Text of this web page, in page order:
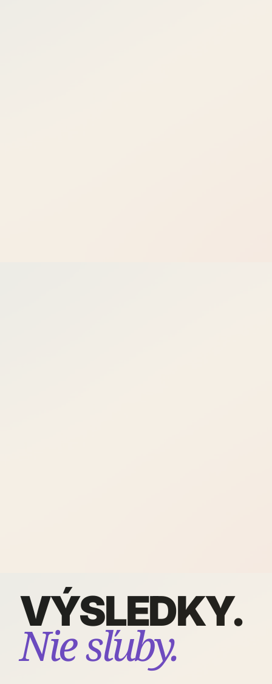
VÝSLEDKY.
Nie sľuby.